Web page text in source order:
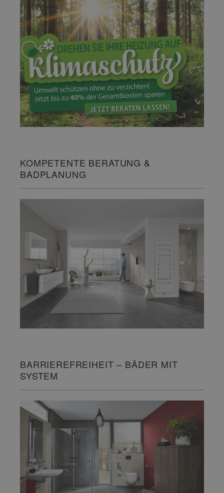
KOMPETENTE BERATUNG &
BADPLANUNG
BARRIEREFREIHEIT – BÄDER MIT
SYSTEM